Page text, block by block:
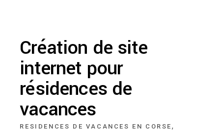
Création de site
internet pour
résidences de
vacances
RESIDENCES DE VACANCES EN CORSE ,